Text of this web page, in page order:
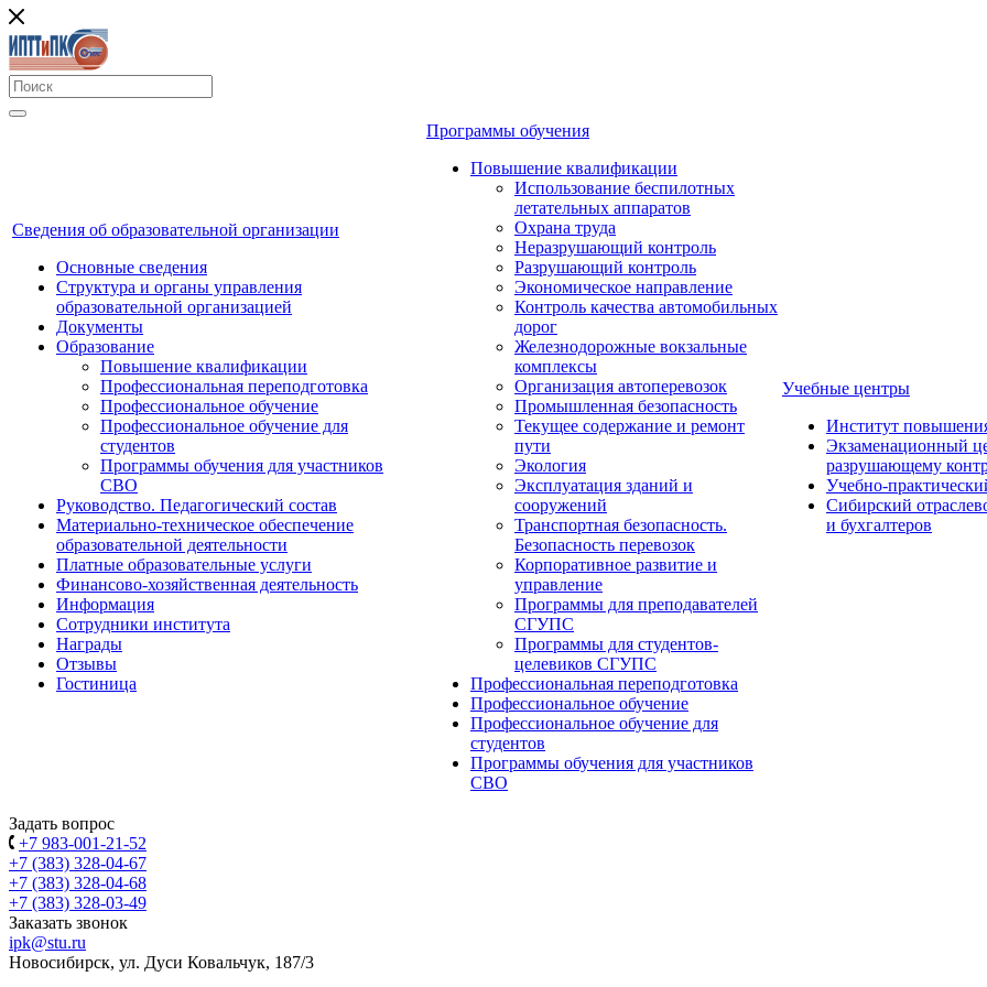
Сведения об образовательной организации
Основные сведения
Структура и органы управления
образовательной организацией
Документы
Образование
Повышение квалификации
Профессиональная переподготовка
Профессиональное обучение
Профессиональное обучение для
студентов
Программы обучения для участников
СВО
Руководство. Педагогический состав
Материально-техническое обеспечение
образовательной деятельности
Платные образовательные услуги
Финансово-хозяйственная деятельность
Информация
Сотрудники института
Награды
Отзывы
Гостиница
Программы обучения
Повышение квалификации
Использование беспилотных
летательных аппаратов
Охрана труда
Неразрушающий контроль
Разрушающий контроль
Экономическое направление
Контроль качества автомобильных
дорог
Железнодорожные вокзальные
комплексы
Организация автоперевозок
Промышленная безопасность
Текущее содержание и ремонт
пути
Экология
Эксплуатация зданий и
сооружений
Транспортная безопасность.
Безопасность перевозок
Корпоративное развитие и
управление
Программы для преподавателей
СГУПС
Программы для студентов-
целевиков СГУПС
Профессиональная переподготовка
Профессиональное обучение
Профессиональное обучение для
студентов
Программы обучения для участников
СВО
Учебные центры
Институт
Экзаменационный
разрушающему
Учебно-
Сибирский
и бухгалтеров
Задать вопрос
+7 983-001-21-52
+7 (383) 328-04-67
+7 (383) 328-04-68
+7 (383) 328-03-49
Заказать звонок
ipk@stu.ru
Новосибирск, ул. Дуси Ковальчук, 187/3